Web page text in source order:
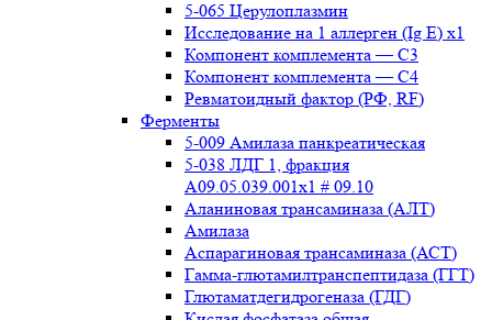
5-065 Церулоплазмин
Исследование на 1 аллерген (Ig E) x1
Компонент комплемента — С3
Компонент комплемента — С4
Ревматоидный фактор (РФ, RF)
Ферменты
5-009 Амилаза панкреатическая
5-038 ЛДГ 1, фракция
A09.05.039.001x1 # 09.10
Аланиновая трансаминаза (АЛТ)
Амилаза
Аспарагиновая трансаминаза (АСТ)
Гамма-глютамилтранспептидаза (ГГТ)
Глютаматдегидрогеназа (ГДГ)